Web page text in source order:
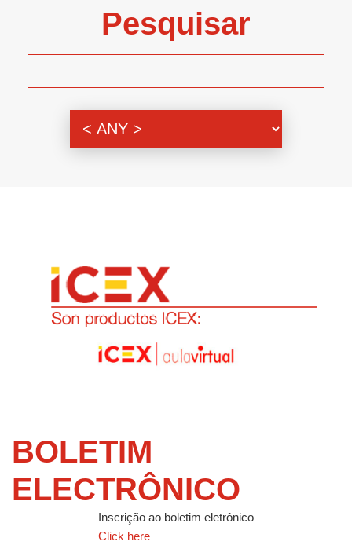
Pesquisar
BOLETIM
ELECTRÔNICO
Inscrição ao boletim eletrônico
Click here